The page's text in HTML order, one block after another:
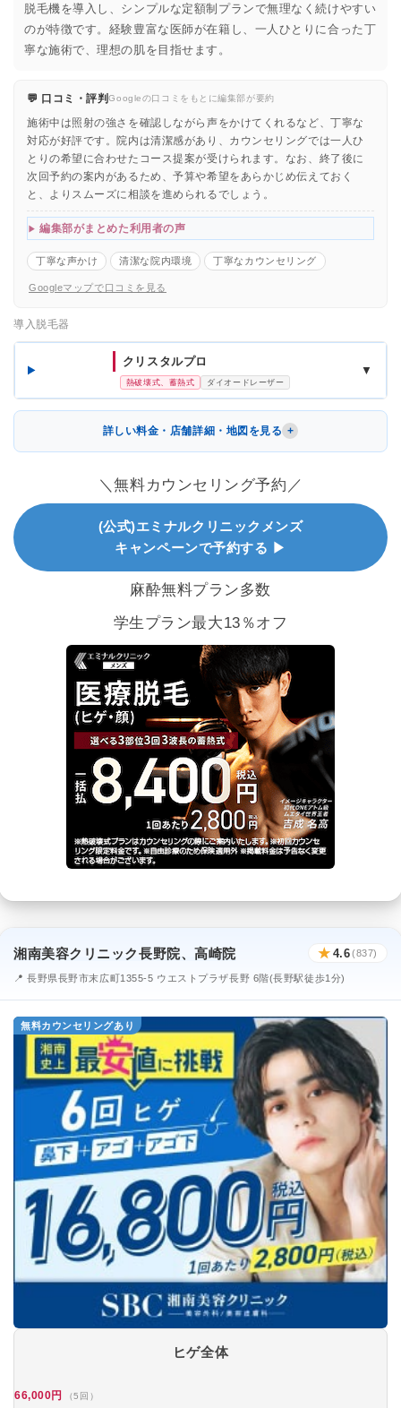
脱毛機を導入し、シンプルな定額制プランで無理なく続けやすい
のが特徴です。経験豊富な医師が在籍し、一人ひとりに合った丁
寧な施術で、理想の肌を目指せます。
💬 口コミ・評判Googleの口コミをもとに編集部が要約
施術中は照射の強さを確認しながら声をかけてくれるなど、丁寧な
対応が好評です。院内は清潔感があり、カウンセリングでは一人ひ
とりの希望に合わせたコース提案が受けられます。なお、終了後に
次回予約の案内があるため、予算や希望をあらかじめ伝えておく
と、よりスムーズに相談を進められるでしょう。
編集部がまとめた利用者の声
丁寧な声かけ 清潔な院内環境 丁寧なカウンセリング
Googleマップで口コミを見る
導入脱毛器
クリスタルプロ
熱破壊式、蓄熱式 ダイオードレーザー
▼
詳しい料金・店舗詳細・地図を見る
＼無料カウンセリング予約／
(公式)エミナルクリニックメンズ
キャンペーンで予約する ▶
麻酔無料プラン多数
学生プラン最大13％オフ
湘南美容クリニック長野院、高崎院 ★ 4.6(837)
📍 長野県長野市末広町1355-5 ウエストプラザ長野 6階(長野駅徒歩1分)
無料カウンセリングあり
ヒゲ全体
66,000円 （5回）